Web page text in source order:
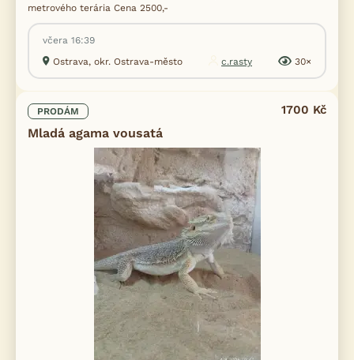
metrového terária Cena 2500,-
včera 16:39
Ostrava, okr. Ostrava-město
c.rasty 30×
PRODÁM
Mladá agama vousatá
1700 Kč